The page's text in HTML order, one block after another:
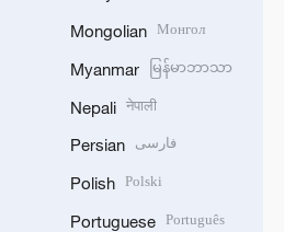
Mongolian Монгол
Myanmar မြန်မာဘာသာ
Nepali नेपाली
Persian فارسی
Polish Polski
Portuguese Português